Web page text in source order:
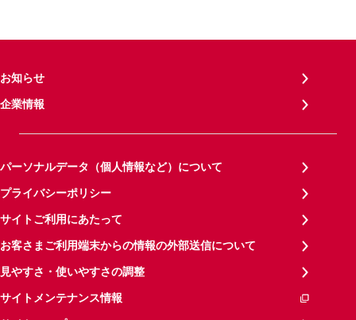
お知らせ
企業情報
パーソナルデータ（個人情報など）について
プライバシーポリシー
サイトご利用にあたって
お客さまご利用端末からの情報の外部送信について
見やすさ・使いやすさの調整
サイトメンテナンス情報